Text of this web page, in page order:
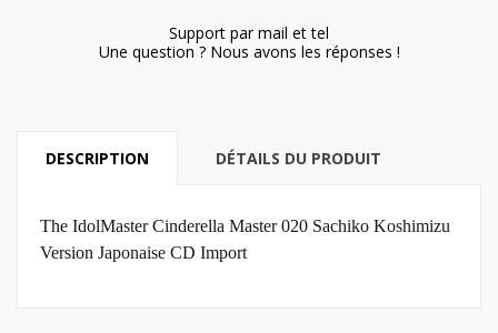
Support par mail et tel
Une question ? Nous avons les réponses !
DESCRIPTION DÉTAILS DU PRODUIT
The IdolMaster Cinderella Master 020 Sachiko Koshimizu
Version Japonaise CD Import